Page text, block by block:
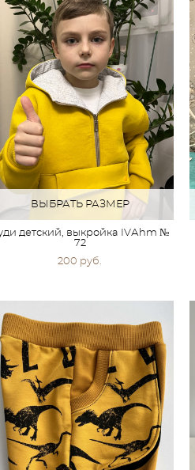
ВЫБРАТЬ РАЗМЕР
детский, выкройка IVАhm №
72
200 pуб.